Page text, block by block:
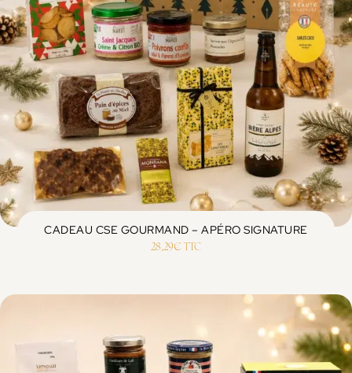
CADEAU CSE GOURMAND – APÉRO SIGNATURE
28,29€ TTC